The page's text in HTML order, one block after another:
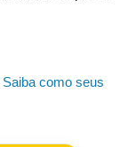
Saiba como seus